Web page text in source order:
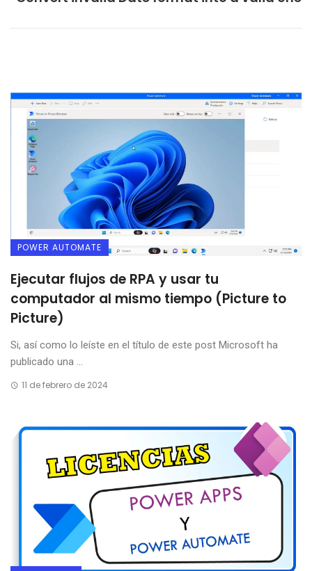
POWER AUTOMATE
Ejecutar flujos de RPA y usar tu
computador al mismo tiempo (Picture to
Picture)
Si, así como lo leíste en el título de este post Microsoft ha
publicado una ...
11 de febrero de 2024